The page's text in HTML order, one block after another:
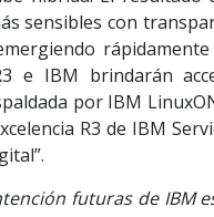
sensibles con
e IBM brindarán
por IBM
R3 de IBM
futuras de IBM